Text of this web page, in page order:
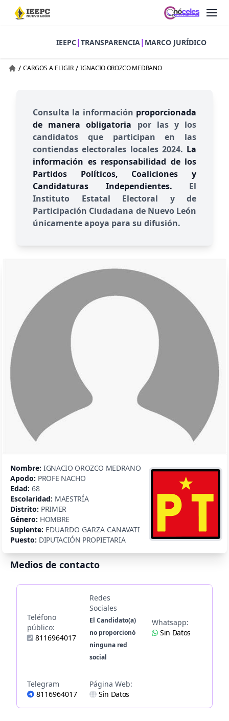
IEEPC|TRANSPARENCIA| MARCO JURÍDICO
/ CARGOS A ELIGIR / IGNACIO OROZCO MEDRANO
Consulta la información proporcionada
de manera obligatoria por las y los
candidatos que participan en las
contiendas electorales locales 2024. La
información es responsabilidad de los
Partidos Políticos, Coaliciones y
Candidaturas Independientes. El
Instituto Estatal Electoral y de
Participación Ciudadana de Nuevo León
únicamente apoya para su difusión.
Nombre: IGNACIO OROZCO MEDRANO
Apodo: PROFE NACHO
Edad: 68
Escolaridad: MAESTRÍA
Distrito: PRIMER
Género: HOMBRE
Suplente: EDUARDO GARZA CANAVATI
Puesto: DIPUTACIÓN PROPIETARIA
Medios de contacto
Teléfono
público:
8116964017
Redes
Sociales
El Candidato(a)
no proporcionó
ninguna red
social
Whatsapp:
Sin Datos
Telegram
8116964017
Página Web:
Sin Datos